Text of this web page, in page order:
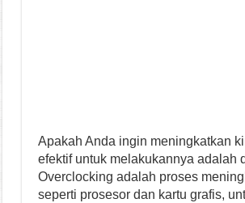
Apakah Anda ingin meningkatkan
efektif untuk melakukannya adalah
Overclocking adalah proses
seperti prosesor dan kartu grafis,